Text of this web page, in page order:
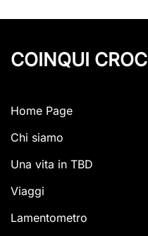
COINQUI
Home Page
Chi siamo
Una vita in TBD
Viaggi
Lamentometro